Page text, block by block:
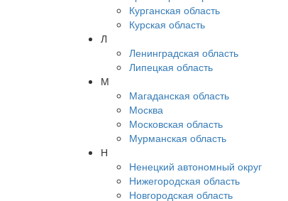
Курганская область
Курская область
Л
Ленинградская область
Липецкая область
М
Магаданская область
Москва
Московская область
Мурманская область
Н
Ненецкий автономный округ
Нижегородская область
Новгородская область